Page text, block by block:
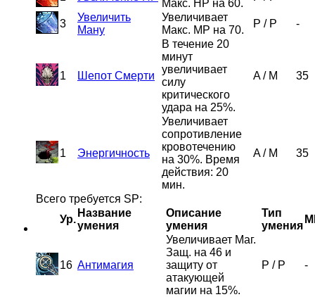
Макс. HP на 60.
3
Увеличить
Ману
Увеличивает
Макс. MP на 70.
P / P -
1 Шепот Смерти
В течение 20
минут
увеличивает
силу
критического
удара на 25%.
A/ M 35
1 Энергичность
Увеличивает
сопротивление
кровотечению
на 30%. Время
действия: 20
мин.
A/ M 35
Всего требуется SP:
Ур.
Название
умения
Описание
умения
Тип
умения
16 Антимагия
Увеличивает Маг.
Защ. на 46 и
защиту от
атакующей
магии на 15%.
P / P -